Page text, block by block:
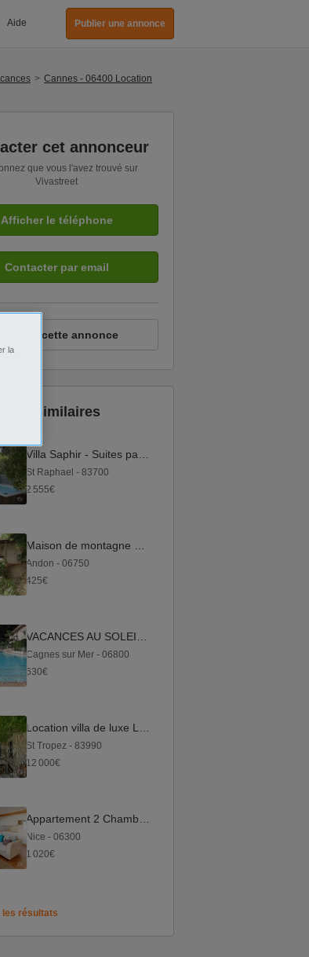
Aide Publier une annonce
Cannes - 06400 Location
cet annonceur
que vous l'avez trouvé sur
Vivastreet
Afficher le téléphone
Contacter par email
Signaler cette annonce
similaires
St Raphael - 83700
2 555€
Andon - 06750
425€
Cagnes sur Mer - 06800
630€
St Tropez - 83990
12 000€
Nice - 06300
1 020€
les résultats
la